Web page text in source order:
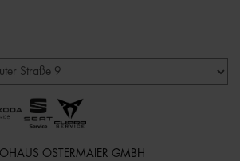
OSTERMAIER GMBH